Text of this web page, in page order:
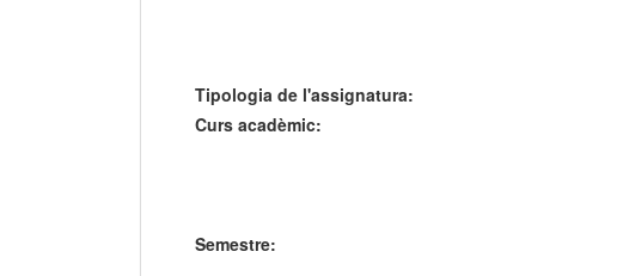
Tipologia de l'assignatura:
Curs acadèmic:
Semestre: